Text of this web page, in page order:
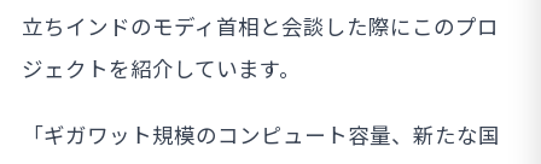
立ちインドのモディ首相と会談した際にこのプロ
ジェクトを紹介しています。
「ギガワット規模のコンピュート容量、新たな国